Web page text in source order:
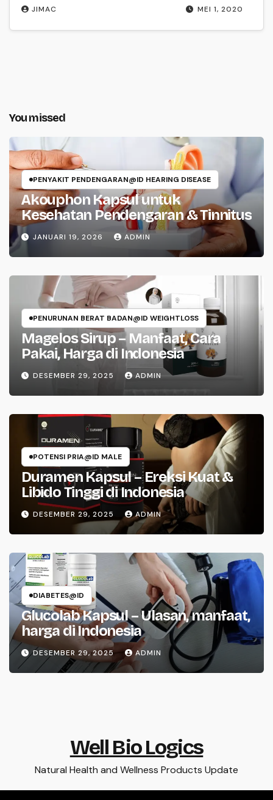
MEI 1, 2020
JIMAC
You missed
PENYAKIT PENDENGARAN@ID HEARING DISEASE
Akouphon Kapsul untuk
Kesehatan Pendengaran & Tinnitus
JANUARI 19, 2026 ADMIN
PENURUNAN BERAT BADAN@ID WEIGHTLOSS
Magelos Sirup – Manfaat, Cara
Pakai, Harga di Indonesia
DESEMBER 29, 2025 ADMIN
POTENSI PRIA@ID MALE
Duramen Kapsul – Ereksi Kuat &
Libido Tinggi di Indonesia
DESEMBER 29, 2025 ADMIN
DIABETES@ID
Glucolab Kapsul – Ulasan, manfaat,
harga di Indonesia
DESEMBER 29, 2025 ADMIN
Well Bio Logics
Natural Health and Wellness Products Update